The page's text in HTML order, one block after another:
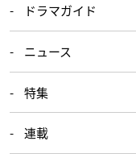
ドラマガイド
ニュース
特集
連載